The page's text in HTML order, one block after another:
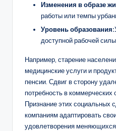
Изменения в образе
работы или темпы
Уровень образования:
доступной рабочей
Например, старение
медицинские услуги и
пенсии. Сдвиг в сторону
потребность в
Признание этих социальных
компаниям адаптировать
удовлетворения меняющихся